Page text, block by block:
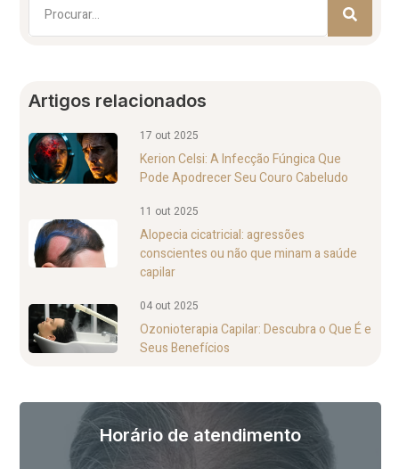
Artigos relacionados
17 out 2025
Kerion Celsi: A Infecção Fúngica Que
Pode Apodrecer Seu Couro Cabeludo
11 out 2025
Alopecia cicatricial: agressões
conscientes ou não que minam a saúde
capilar
04 out 2025
Ozonioterapia Capilar: Descubra o Que É e
Seus Benefícios
Horário de atendimento